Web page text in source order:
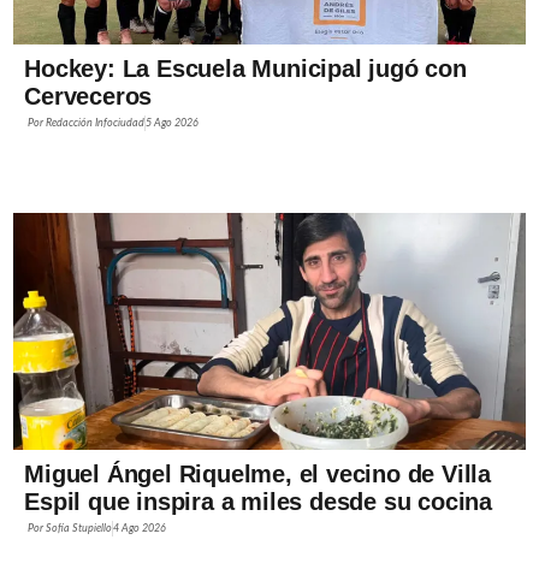
Hockey: La Escuela Municipal jugó con
Cerveceros
PorRedacción Infociudad 5 Ago 2026
Miguel Ángel Riquelme, el vecino de Villa
Espil que inspira a miles desde su cocina
PorSofía Stupiello4 Ago 2026